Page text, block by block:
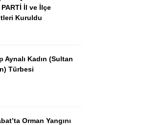
PARTİ İl ve İlçe
Kuruldu
Aynalı Kadın (Sultan
Türbesi
Orman Yangını